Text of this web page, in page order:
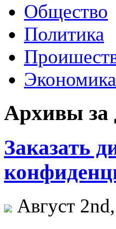
Общество
Политика
Экономика
Архивы за
Заказать
Август